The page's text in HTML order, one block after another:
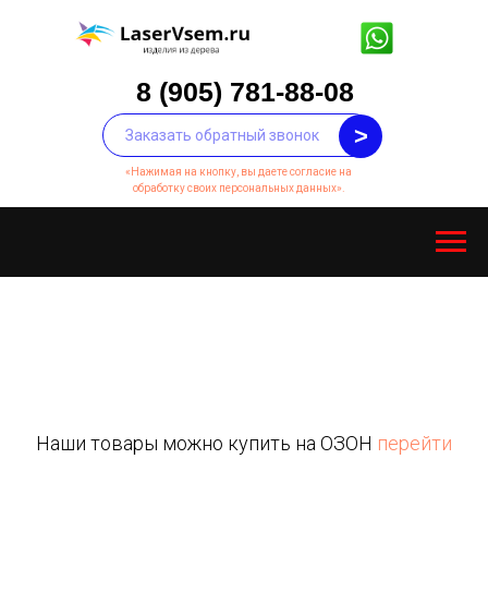
8 (905) 781-88-08
Пн-Сб с 10:00 до
>
«Нажимая на кнопку, вы даете согласие на
обработку своих персональных данных».
Наши товары можно купить на ОЗОН перейти